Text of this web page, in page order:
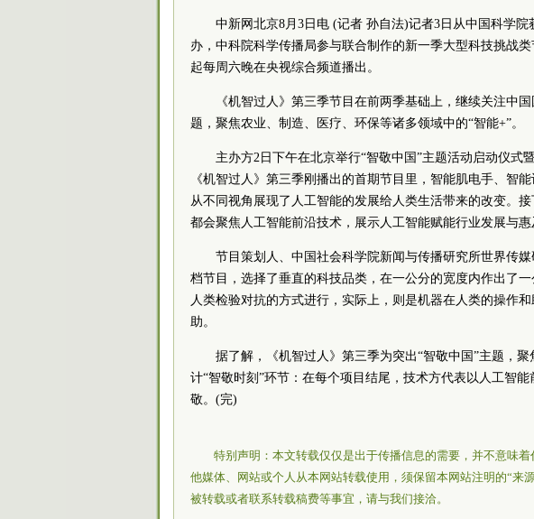
中新网北京8月3日电 (记者 孙自法)记者3日从中国 科学院
办， 中科院科学传播局参与联合制作的新一季大型科技挑战
起每周六晚在央视综合频道播出。
《机智过人》第三季节目在前两季基础上，继续关注中
题，聚焦农业、制造、医疗、环保等诸多领域中的“智能+”。
主办方2日下午在北京举行“智敬中国”主题活动启动仪式
《机智过人》第三季刚播出的首期节目里，智能肌电手、智
从不同视角展现了人工智能的发展给人类生活带来的改变。
都会聚焦人工智能前沿技术，展示人工智能赋能行业发展与惠
节目策划人、中国社会科学院新闻与传播研究所世界传
档节目，选择了垂直的科技品类，在一公分的宽度内作出了
人类检验对抗的方式进行，实际上，则是机器在人类的操作
助。
据了解，《机智过人》第三季为突出“智敬中国”主题，
计“智敬时刻”环节：在每个项目结尾，技术方代表以人工智
敬。(完)
特别声明：本文转载仅仅是出于传播信息的需要，并不意味
他媒体、网站或个人从本网站转载使用，须保留本网站注明的“来
被转载或者联系转载稿费等事宜，请与我们接洽。